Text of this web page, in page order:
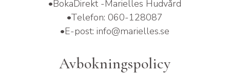
•BokaDirekt -Marielles Hudvård
•Telefon: 060-128087
•E-post: info@marielles.se
Avbokningspolicy